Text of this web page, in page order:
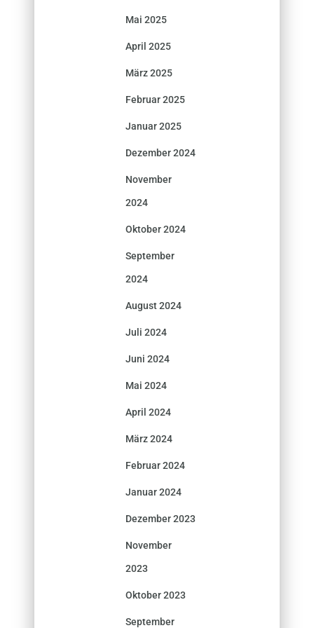
Mai 2025
April 2025
März 2025
Februar 2025
Januar 2025
Dezember 2024
November
2024
Oktober 2024
September
2024
August 2024
Juli 2024
Juni 2024
Mai 2024
April 2024
März 2024
Februar 2024
Januar 2024
Dezember 2023
November
2023
Oktober 2023
September